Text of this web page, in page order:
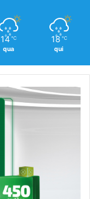
14 ℃
qua
18 ℃
qui